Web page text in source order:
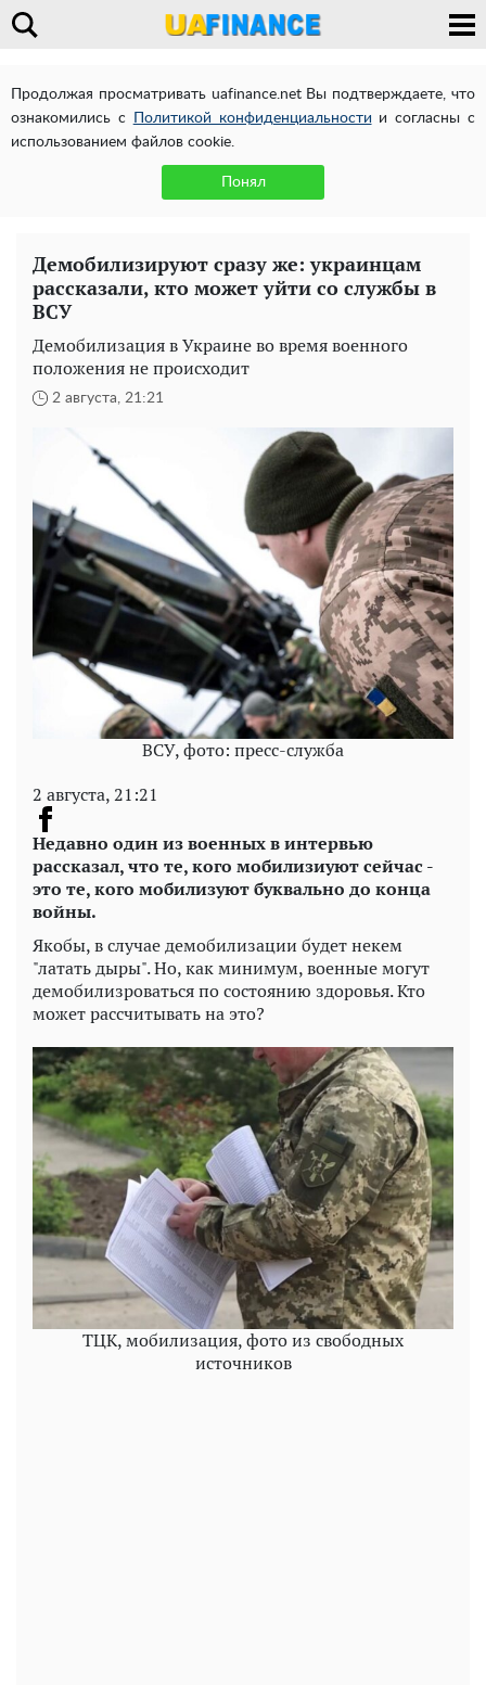
Продолжая просматривать uafinance.net Вы подтверждаете, что
ознакомились с
Политикой конфиденциальности и согласны с
использованием файлов cookie.
Понял
Демобилизируют сразу же: украинцам
рассказали, кто может уйти со службы в
ВСУ
Демобилизация в Украине во время военного
положения не происходит
2 августа, 21:21
ВСУ, фото: пресс-служба
2 августа, 21:21
Недавно один из военных в интервью
рассказал, что те, кого мобилизиуют сейчас -
это те, кого мобилизуют буквально до конца
войны.
Якобы, в случае демобилизации будет некем
"латать дыры". Но, как минимум, военные могут
демобилизроваться по состоянию здоровья. Кто
может рассчитывать на это?
ТЦК, мобилизация, фото из свободных
источников